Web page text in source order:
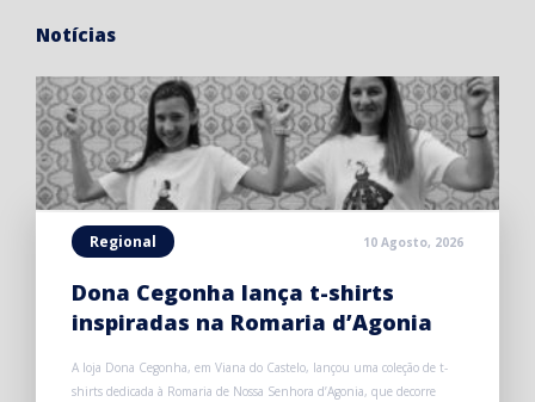
Notícias
Regional 10 Agosto, 2026
Dona Cegonha lança t-shirts
inspiradas na Romaria d’Agonia
A loja Dona Cegonha, em Viana do Castelo, lançou uma coleção de t-
shirts dedicada à Romaria de Nossa Senhora d’Agonia, que decorre